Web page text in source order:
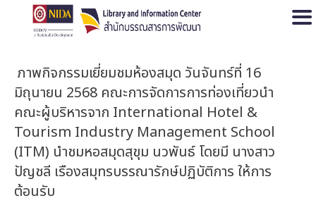
ภาพกิจกรรมเยี่ยมชมห้องสมุด วันจันทร์ที่ 16
มิถุนายน 2568 คณะการจัดการการท่องเที่ยวนำ
คณะผู้บริหารจาก International Hotel &
Tourism Industry Management School
(ITM) นำชมหอสมุดสุขุม นวพันธ์ โดยมี นางสาว
ปัญชลี เรืองสมุทรบรรณารักษ์ปฏิบัติการ ให้การ
ต้อนรับ